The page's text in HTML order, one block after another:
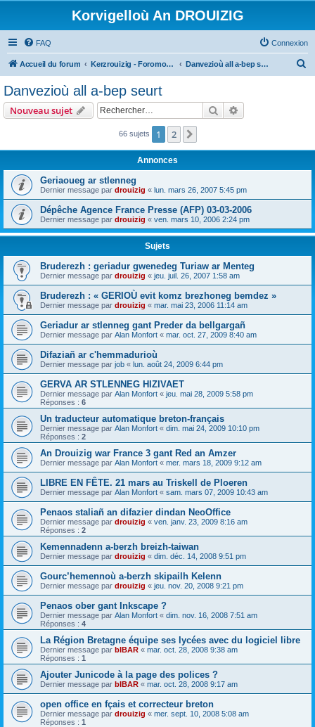
Korvigelloù An DROUIZIG
FAQ Connexion
Accueil du forum Kerzrouizig - Foromoù An Drouizig Danvezioù all a-bep seurt
e
Danvezioù all a-bep seurt
Nouveau sujet Rechercher
66 sujets 1 2
Annonces
Geriaoueg ar stlenneg
Dernier message par drouizig « lun. mars 26, 2007 5:45 pm
Dépêche Agence France Presse (AFP) 03-03-2006
Dernier message par drouizig « ven. mars 10, 2006 2:24 pm
Sujets
Bruderezh : geriadur gwenedeg Turiaw ar Menteg
Dernier message par drouizig « jeu. juil. 26, 2007 1:58 am
Bruderezh : « GERIOÙ evit komz brezhoneg bemdez »
Dernier message par drouizig « mar. mai 23, 2006 11:14 am
Geriadur ar stlenneg gant Preder da bellgargañ
Dernier message par Alan Monfort « mar. oct. 27, 2009 8:40 am
Difaziañ ar c'hemmadurioù
Dernier message par job « lun. août 24, 2009 6:44 pm
GERVA AR STLENNEG HIZIVAET
Dernier message par Alan Monfort « jeu. mai 28, 2009 5:58 pm
Réponses : 6
Un traducteur automatique breton-français
Dernier message par Alan Monfort « dim. mai 24, 2009 10:10 pm
Réponses : 2
An Drouizig war France 3 gant Red an Amzer
Dernier message par Alan Monfort « mer. mars 18, 2009 9:12 am
LIBRE EN FÊTE. 21 mars au Triskell de Ploeren
Dernier message par Alan Monfort « sam. mars 07, 2009 10:43 am
Penaos staliañ an difazier dindan NeoOffice
Dernier message par drouizig « ven. janv. 23, 2009 8:16 am
Réponses : 2
Kemennadenn a-berzh breizh-taiwan
Dernier message par drouizig « dim. déc. 14, 2008 9:51 pm
Gourc’hemennoù a-berzh skipailh Kelenn
Dernier message par drouizig « jeu. nov. 20, 2008 9:21 pm
Penaos ober gant Inkscape ?
Dernier message par Alan Monfort « dim. nov. 16, 2008 7:51 am
Réponses : 4
La Région Bretagne équipe ses lycées avec du logiciel libre
Dernier message par bIBAR « mar. oct. 28, 2008 9:38 am
Réponses : 1
Ajouter Junicode à la page des polices ?
Dernier message par bIBAR « mar. oct. 28, 2008 9:17 am
open office en fçais et correcteur breton
Dernier message par drouizig « mer. sept. 10, 2008 5:08 am
Réponses : 1